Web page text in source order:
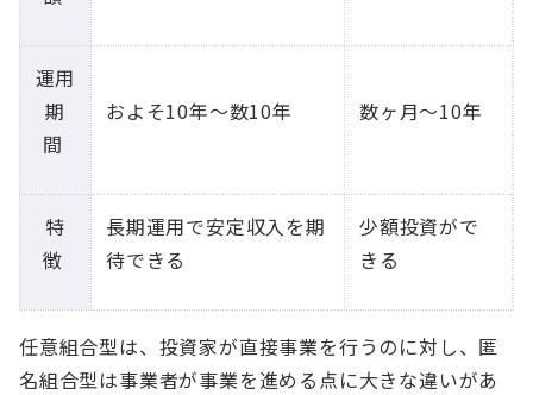
運用
期
間
およそ10年～数10年 数ヶ月～10年
特
徴
長期運用で安定収入を期
待できる
少額投資がで
きる
任意組合型は、投資家が直接事業を行うのに対し、匿
名組合型は事業者が事業を進める点に大きな違いがあ